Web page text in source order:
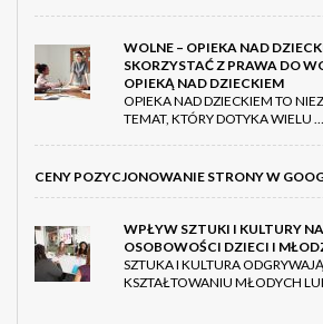
WOLNE – OPIEKA NAD
SKORZYSTAĆ Z PRAWA DO
OPIEKĄ NAD DZIECKIEM
OPIEKA NAD DZIECKIEM TO
TEMAT, KTÓRY DOTYKA WIELU …
CENY POZYCJONOWANIE STRONY W
WPŁYW SZTUKI I KULTURY
OSOBOWOŚCI DZIECI I
SZTUKA I KULTURA
KSZTAŁTOWANIU MŁODYCH